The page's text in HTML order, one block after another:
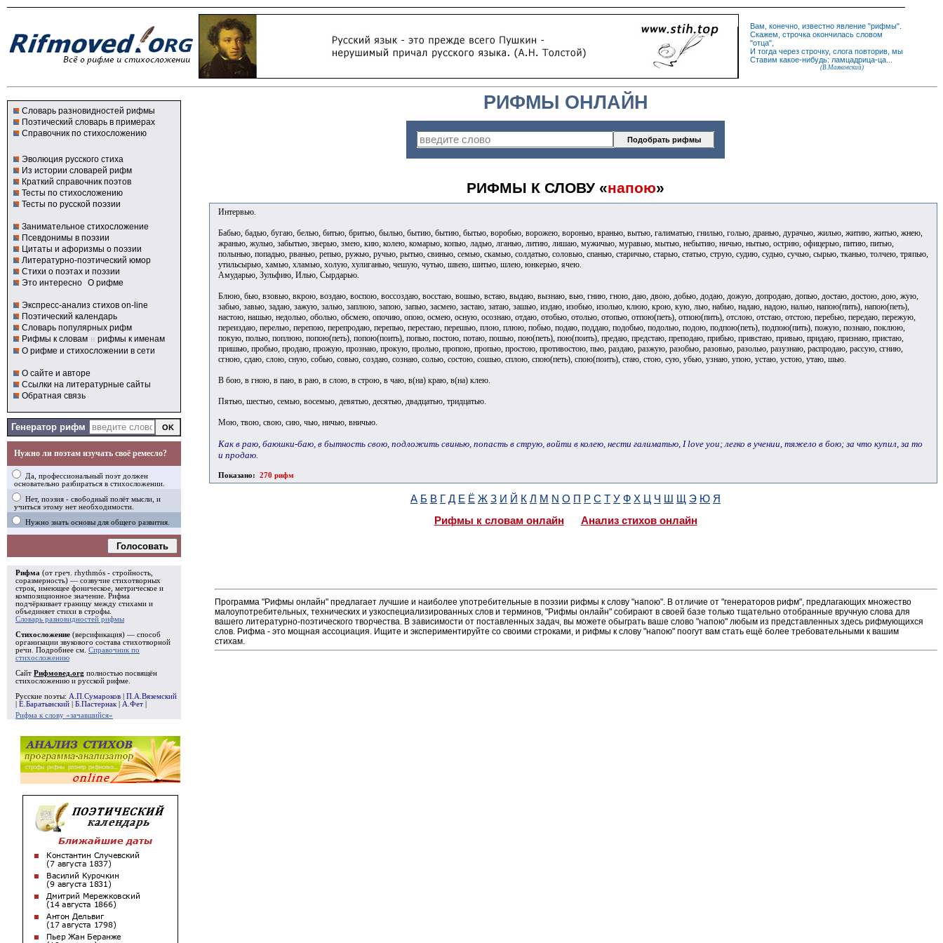
Вам, конечно, известно явление "рифмы".
Скажем, строчка окончилась словом
"отца",
И тогда через строчку, слога повторив, мы
Ставим какое-нибудь: ламцадрица-ца...
(В.Маяковский)
Словарь разновидностей рифмы
Поэтический словарь в примерах
Справочник по стихосложению
Эволюция русского стиха
Из истории словарей рифм
Краткий справочник поэтов
Тесты по стихосложению
Тесты по русской поэзии
Занимательное стихосложение
Псевдонимы в поэзии
Цитаты и афоризмы о поэзии
Литературно-поэтический юмор
Стихи о поэтах и поэзии
Это интересно О рифме
Экспресс-анализ стихов on-line
Поэтический календарь
Словарь популярных рифм
Рифмы к словам и рифмы к именам
О рифме и стихосложении в сети
О сайте и авторе
Ссылки на литературные сайты
Обратная связь
Генератор рифм
Нужно ли поэтам изучать своё ремесло?
Да, профессиональный поэт должен
основательно разбираться в стихосложении.
Нет, поэзия - свободный полёт мысли, и
учиться этому нет необходимости.
Нужно знать основы для общего развития.
Голосовать
Рифма (от греч. rhythmós - стройность,
соразмерность) — созвучие стихотворных
строк, имеющее фоническое, метрическое и
композиционное значение. Рифма
подчёркивает границу между стихами и
объединяет стихи в строфы
Словарь разновидностей рифмы
Стихосложение (версификация) — способ
организации звукового состава стихотворной
речи. Подробнее см. Справочник по
стихосложению
Сайт Рифмовед.org полностью посвящён
стихосложению и русской рифме.
Русские поэты: А.П.Сумароков
П.А.Вяземский
Е.Баратынский Б.Пастернак А.Фет
Рифма к слову «зачавшийся»
РИФМЫ ОНЛАЙН
РИФМЫ К СЛОВУ «напою»
Интервью.
Бабью, бадью, бугаю, белью, битью, бритью, былью, бытию, бытию, бытью, воробью, ворожею, воронью, вранью, вытью, галиматью, гнилью, голью, дранью, дурачью, жилью, житию, житью, жнею,
жранью, жулью, забытью, зверью, змею, кию, колею, комарью, копью, ладью, лганью, литию, лишаю, мужичью, муравью, мытью, небытию, ничью, нытью, острию, офицерью, питию, питью,
полынью, попадью, рванью, репью, ружью, ручью, рытью, свинью, семью, скамью, солдатью, соловью, спанью, старичью, старью, статью, струю, судию, судью, сучью, сырью, тканью, толчею, тряпью,
утильсырью, хамью, хламью, холую, хулиганью, чешую, чутью, швею, шитью, шлею, юнкерью, ячею.
Амударью, Зульфию, Илью, Сырдарью.
Блюю, бью, взовью, вкрою, воздаю, воспою, воссоздаю, восстаю, вошью, встаю, выдаю, вызнаю, вью, гнию, гною, даю, двою, добью, додаю, дожую, допродаю, допью, достаю, достою, дою, жую,
забью, завью, задаю, зажую, залью, заплюю, запою, запью, засмею, застаю, затаю, зашью, издаю, изобью, изолью, клюю, крою, кую, лью, набью, надаю, надою, налью, напою(пить), напою(петь),
настою, нашью, недолью, оболью, обсмею, опочию, опою, осмею, осную, осознаю, отдаю, отобью, отолью, отопью, отпою(петь), отпою(пить), отслою, отстаю, отстою, перебью, передаю, пережую,
переиздаю, перелью, перепою, перепродаю, перепью, перестаю, перешью, плою, плюю, побью, подаю, поддаю, подобью, подолью, подою, подпою(петь), подпою(пить), пожую, познаю, поклюю,
покую, полью, поплюю, попою(петь), попою(поить), попью, постою, потаю, пошью, пою(петь), пою(поить), предаю, предстаю, преподаю, прибью, привстаю, привью, придаю, признаю, пристаю,
пришью, пробью, продаю, прожую, прознаю, прокую, пролью, пропою, пропью, простою, противостою, пью, раздаю, разжую, разобью, разовью, разолью, разузнаю, распродаю, рассую, сгнию,
сгною, сдаю, слою, сную, собью, совью, создаю, сознаю, солью, состою, сошью, сплою, спою(петь), спою(поить), стаю, стою, сую, убью, узнаю, упою, устаю, устою, утаю, шью.
В бою, в гною, в паю, в раю, в слою, в строю, в чаю, в(на) краю, в(на) клею.
Пятью, шестью, семью, восемью, девятью, десятью, двадцатью, тридцатью.
Мою, твою, свою, сию, чью, ничью, вничью.
Как в раю, баюшки-баю, в бытность свою, подложить свинью, попасть в струю, войти в колею, нести галиматью, I love you; легко в учении, тяжело в бою; за что купил, за то
и продаю.
Показано: 270 рифм
А Б В Г Д Е Ё Ж З И Й К Л М N О П Р С Т У Ф Х Ц Ч Ш Щ Э Ю Я
Рифмы к словам онлайн
Анализ стихов онлайн
Программа "Рифмы онлайн" предлагает лучшие и наиболее употребительные в поэзии рифмы к слову "напою". В отличие от "генераторов рифм", предлагающих множество
малоупотребительных, технических и узкоспециализированных слов и терминов, "Рифмы онлайн" собирают в своей базе только тщательно отобранные вручную слова для
вашего литературно-поэтического творчества. В зависимости от поставленных задач, вы можете обыграть ваше слово "напою" любым из представленных здесь рифмующихся
слов. Рифма - это мощная ассоциация. Ищите и экспериментируйте со своими строками, и рифмы к слову "напою" поогут вам стать ещё более требовательными к вашим
стихам.